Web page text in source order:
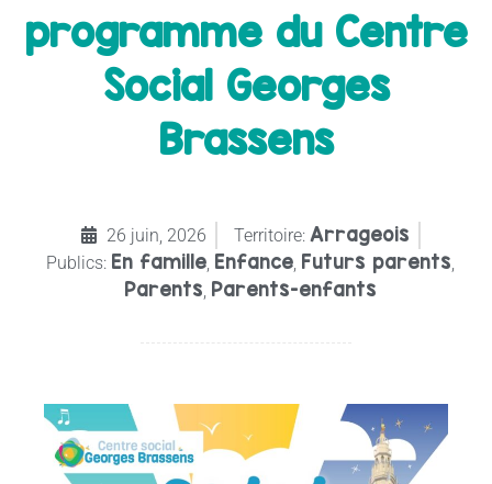
programme du Centre
Social Georges
Brassens
26 juin, 2026 Territoire: Arrageois
Publics: En famille Enfance Futurs parents
Parents Parents-enfants